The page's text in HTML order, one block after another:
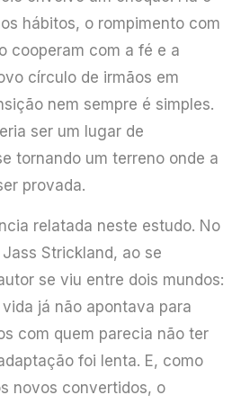
hábitos, o rompimento com
cooperam com a fé e a
círculo de irmãos em
nem sempre é simples.
ser um lugar de
tornando um terreno onde a
provada.
relatada neste estudo. No
Jass Strickland, ao se
se viu entre dois mundos:
já não apontava para
com quem parecia não ter
foi lenta. E, como
novos convertidos, o